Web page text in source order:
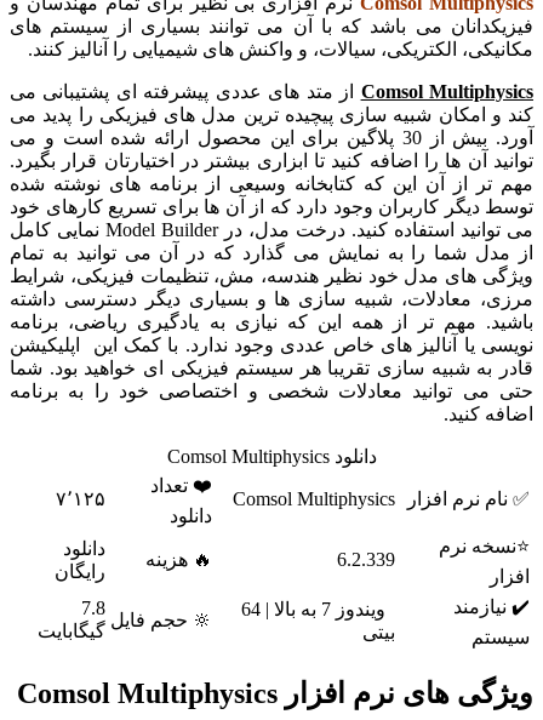
فیزیکدانان می باشد که با آن می توانند بسیاری از سیستم های
مکانیکی، الکتریکی، سیالات، و واکنش های شیمیایی را آنالیز کنند.
Comsol Multiphysics از متد های عددی پیشرفته ای پشتیبانی می
کند و امکان شبیه سازی پیچیده ترین مدل های فیزیکی را پدید می
آورد. بیش از 30 پلاگین برای این محصول ارائه شده است و می
توانید آن ها را اضافه کنید تا ابزاری بیشتر در اختیارتان قرار بگیرد.
مهم تر از آن این که کتابخانه وسیعی از برنامه های نوشته شده
توسط دیگر کاربران وجود دارد که از آن ها برای تسریع کارهای خود
می توانید استفاده کنید. درخت مدل، در Model Builder نمایی کامل
از مدل شما را به نمایش می گذارد که در آن می توانید به تمام
ویژگی های مدل خود نظیر هندسه، مش، تنظیمات فیزیکی، شرایط
مرزی، معادلات، شبیه سازی ها و بسیاری دیگر دسترسی داشته
باشید. مهم تر از همه این که نیازی به یادگیری ریاضی، برنامه
نویسی یا آنالیز های خاص عددی وجود ندارد. با کمک این اپلیکیشن
قادر به شبیه سازی تقریبا هر سیستم فیزیکی ای خواهید بود. شما
حتی می توانید معادلات شخصی و اختصاصی خود را به برنامه
اضافه کنید.
دانلود Comsol Multiphysics
✅ نام نرم افزار Comsol Multiphysics
❤️ تعداد
دانلود
۷٬۱۲۵
⭐نسخه نرم
افزار
6.2.339 🔥 هزینه
دانلود
رایگان
✔️ نیازمند
سیستم
ویندوز 7 به بالا | 64
بیتی
🔆 حجم فایل
7.8
گیگابایت
ویژگی های نرم افزار Comsol Multiphysics